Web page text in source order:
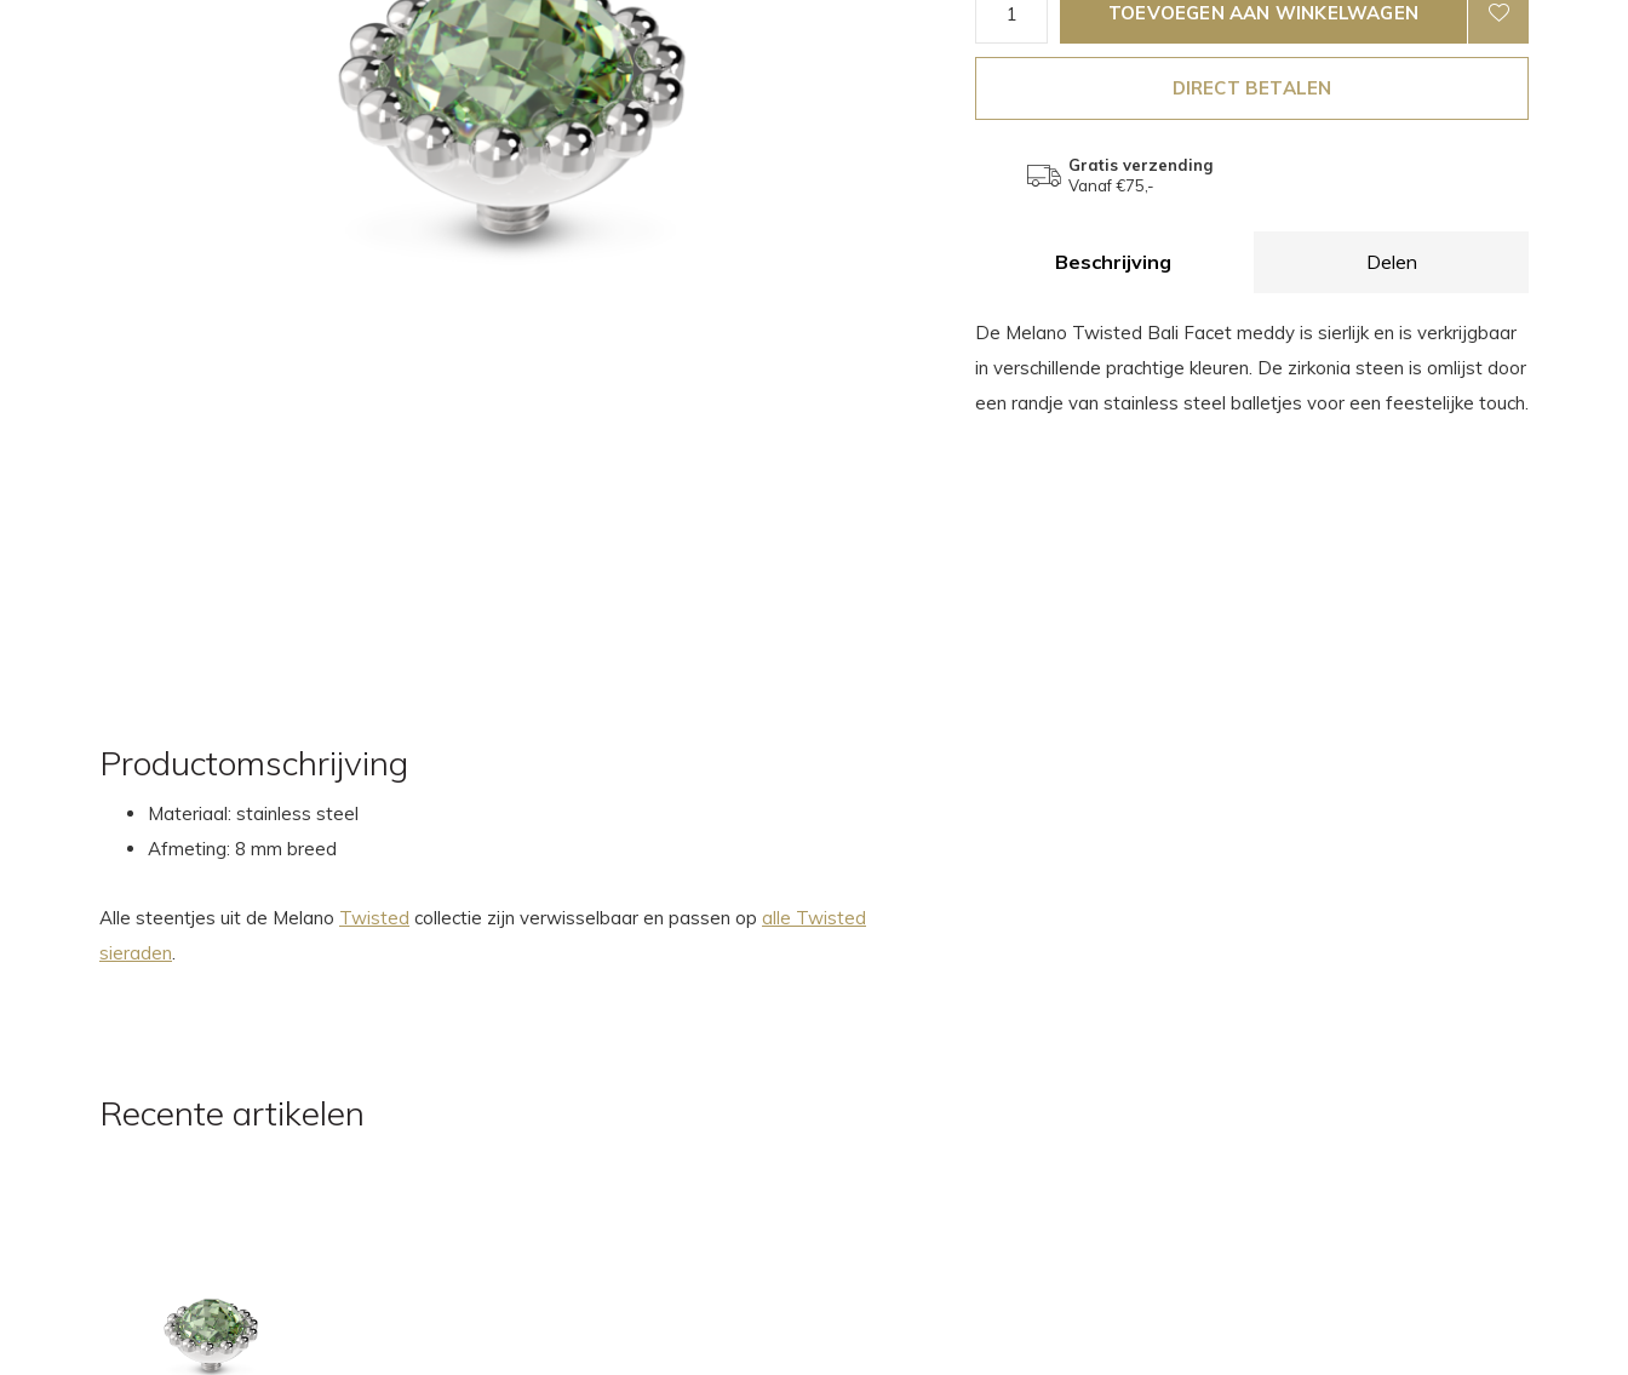
TOEVOEGEN AAN WINKELWAGEN
DIRECT BETALEN
Gratis verzending
Vanaf €75,-
Beschrijving Delen
De Melano Twisted Bali Facet meddy is sierlijk en is verkrijgbaar
in verschillende prachtige kleuren. De zirkonia steen is omlijst door
een randje van stainless steel balletjes voor een feestelijke touch.
Productomschrijving
Materiaal: stainless steel
Afmeting: 8 mm breed
Alle steentjes uit de Melano Twisted collectie zijn verwisselbaar en passen op alle Twisted
sieraden.
Recente artikelen